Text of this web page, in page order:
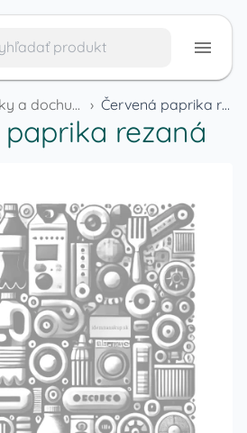
Koreniny, omáčky a dochucovadlá › Červená paprika rezaná
rezaná